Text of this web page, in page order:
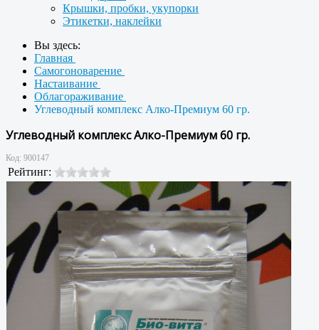
Крышки, пробки, укупорки
Этикетки, наклейки
Вы здесь:
Главная
Самогоноварение
Настаивание
Облагораживание
Углеводный комплекс Алко-Премиум 60 гр.
Углеводный комплекс Алко-Премиум 60 гр.
Код: 900147
Рейтинг: